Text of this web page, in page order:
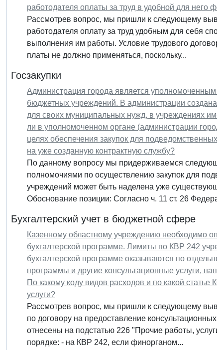
работодателя оплаты за труд в удобной для него
Рассмотрев вопрос, мы пришли к следующему
работодателя оплату за труд удобным для себя
выполнения им работы. Условие трудового
платы не должно применяться, поскольку...
Госзакупки
Администрация города является уполномоченным
бюджетных учреждений. В администрации создана
для своих муниципальных нужд, в учреждениях
ли в уполномоченном органе (администрации
целях обеспечения закупок для
на уже созданную контрактную службу?
По данному вопросу мы придерживаемся
полномочиями по осуществлению закупок для
учреждений может быть наделена уже
Обоснование позиции: Согласно ч. 11 ст. 26
Бухгалтерский учет в бюджетной сфере
Казенному областному учреждению необходимо
бухгалтерской программе. Лимиты по КВР 242
бухгалтерской программе оказываются по
программы и другие консультационные услуги,
По какому коду видов расходов и по какой статье
услуги?
Рассмотрев вопрос, мы пришли к следующему
по договору на предоставление консультационных
отнесены на подстатью 226 "Прочие работы,
порядке: - на КВР 242, если финорганом...